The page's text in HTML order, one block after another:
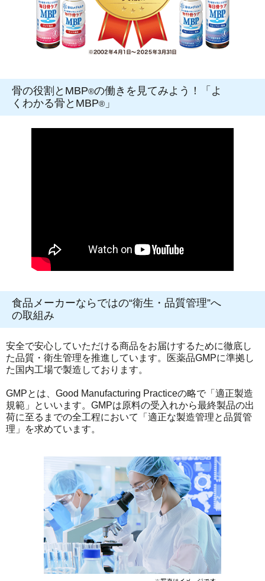
骨の役割とMBP®の働きを見てみよう！「よ
くわかる骨とMBP® 」
食品メーカーならではの“衛生・品質管理”へ
の取組み
安全で安心していただける商品をお届けするために徹底し
た品質・衛生管理を推進しています。医薬品GMPに準拠し
た国内工場で製造しております。
GMPとは、Good Manufacturing Practiceの略で「適正製造
規範」といいます。GMPは原料の受入れから最終製品の出
荷に至るまでの全工程において「適正な製造管理と品質管
理」を求めています。